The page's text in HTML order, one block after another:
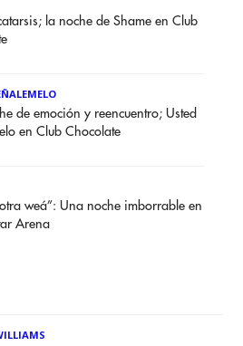
la noche de Shame en Club
de emoción y reencuentro; Usted
en Club Chocolate
otra weá”: Una noche imborrable en
Arena